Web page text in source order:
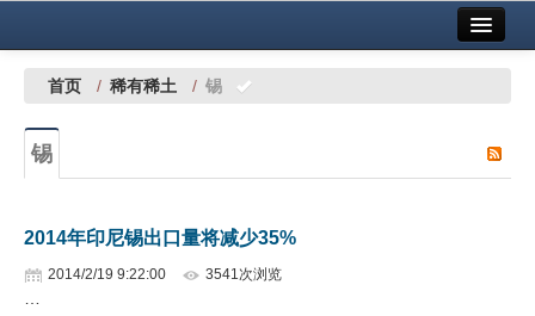
中国有色金属报社主办 广告服务
铜镍铅锌
稀有稀土
首页 / 稀有稀土 / 锡
锡
2014年印尼锡出口量将减少35%
2014/2/19 9:22:00 3541次浏览